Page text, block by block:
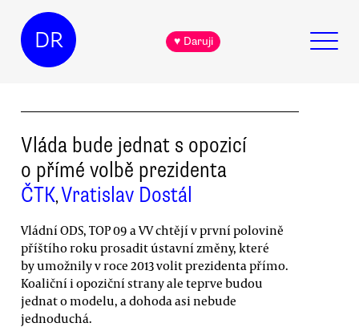
DR ♥ Daruji
Vláda bude jednat s opozicí
o přímé volbě prezidenta
ČTK,Vratislav Dostál
Vládní ODS, TOP 09 a VV chtějí v první polovině
příštího roku prosadit ústavní změny, které
by umožnily v roce 2013 volit prezidenta přímo.
Koaliční i opoziční strany ale teprve budou
jednat o modelu, a dohoda asi nebude
jednoduchá.